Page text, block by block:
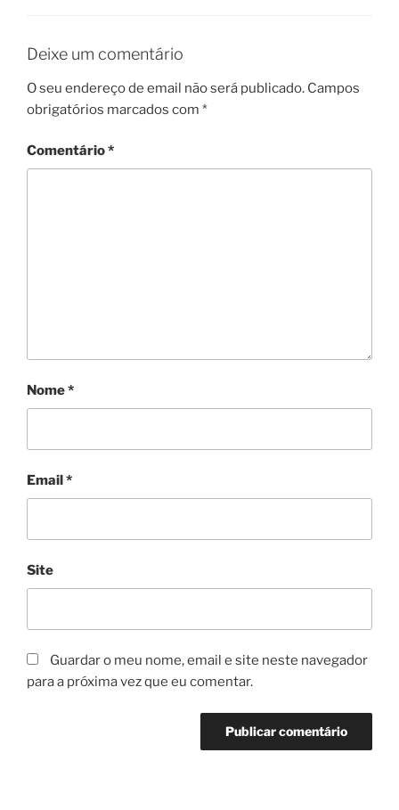
Deixe um comentário
O seu endereço de email não será publicado. Campos
obrigatórios marcados com *
Comentário*
Nome*
Email *
Site
Guardar o meu nome, email e site neste navegador
para a próxima vez que eu comentar.